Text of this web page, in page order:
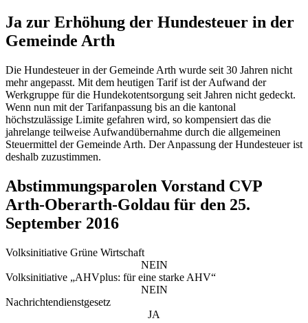
Ja zur Erhöhung der Hundesteuer in der
Gemeinde Arth
Die Hundesteuer in der Gemeinde Arth wurde seit 30 Jahren nicht
mehr angepasst. Mit dem heutigen Tarif ist der Aufwand der
Werkgruppe für die Hundekotentsorgung seit Jahren nicht gedeckt.
Wenn nun mit der Tarifanpassung bis an die kantonal
höchstzulässige Limite gefahren wird, so kompensiert das die
jahrelange teilweise Aufwandübernahme durch die allgemeinen
Steuermittel der Gemeinde Arth. Der Anpassung der Hundesteuer ist
deshalb zuzustimmen.
Abstimmungsparolen Vorstand CVP
Arth-Oberarth-Goldau für den 25.
September 2016
Volksinitiative Grüne Wirtschaft
NEIN
Volksinitiative „AHVplus: für eine starke AHV“
NEIN
Nachrichtendienstgesetz
JA